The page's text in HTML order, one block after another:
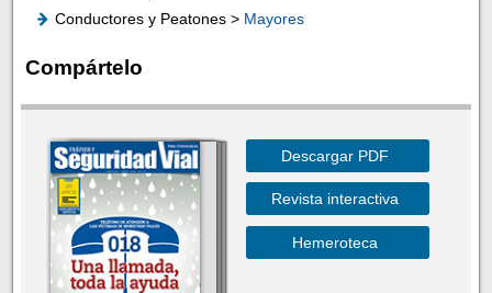
Conductores y Peatones > Mayores
Compártelo
Descargar PDF
Revista interactiva
Hemeroteca